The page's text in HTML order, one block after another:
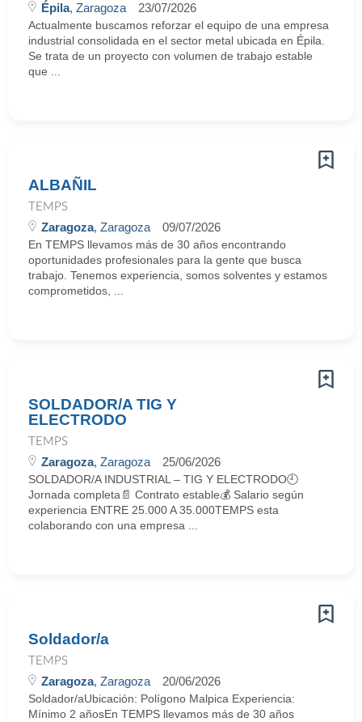
Épila, Zaragoza 23/07/2026
Actualmente buscamos reforzar el equipo de una empresa
industrial consolidada en el sector metal ubicada en Épila.
Se trata de un proyecto con volumen de trabajo estable
que ...
ALBAÑIL
TEMPS
Zaragoza, Zaragoza 09/07/2026
En TEMPS llevamos más de 30 años encontrando
oportunidades profesionales para la gente que busca
trabajo. Tenemos experiencia, somos solventes y estamos
comprometidos, ...
SOLDADOR/A TIG Y
ELECTRODO
TEMPS
Zaragoza, Zaragoza 25/06/2026
SOLDADOR/A INDUSTRIAL – TIG Y ELECTRODO🕘
Jornada completa📄 Contrato estable💰 Salario según
experiencia ENTRE 25.000 A 35.000TEMPS esta
colaborando con una empresa ...
Soldador/a
TEMPS
Zaragoza, Zaragoza 20/06/2026
Soldador/aUbicación: Polígono Malpica Experiencia:
Mínimo 2 añosEn TEMPS llevamos más de 30 años